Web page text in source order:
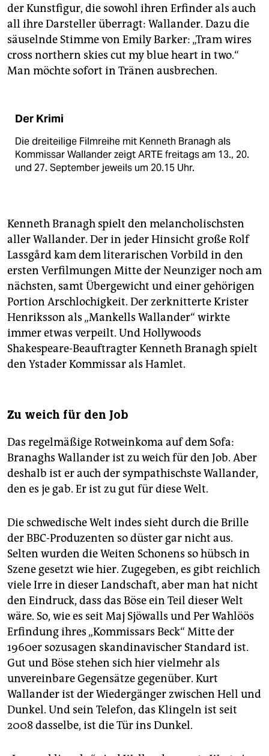
der Kunstfigur, die sowohl ihren Erfinder als auch
all ihre Darsteller überragt: Wallander. Dazu die
säuselnde Stimme von Emily Barker: „Tram wires
cross northern skies cut my blue heart in two.“
Man möchte sofort in Tränen ausbrechen.
Der Krimi
Die dreiteilige Filmreihe mit Kenneth Branagh als
Kommissar Wallander zeigt ARTE freitags am 13., 20.
und 27. September jeweils um 20.15 Uhr.
Kenneth Branagh spielt den melancholischsten
aller Wallander. Der in jeder Hinsicht große Rolf
Lassgård kam dem literarischen Vorbild in den
ersten Verfilmungen Mitte der Neunziger noch am
nächsten, samt Übergewicht und einer gehörigen
Portion Arschlochigkeit. Der zerknitterte Krister
Henriksson als „Mankells Wallander“ wirkte
immer etwas verpeilt. Und Hollywoods
Shakespeare-Beauftragter Kenneth Branagh spielt
den Ystader Kommissar als Hamlet.
Zu weich für den Job
Das regelmäßige Rotweinkoma auf dem Sofa:
Branaghs Wallander ist zu weich für den Job. Aber
deshalb ist er auch der sympathischste Wallander,
den es je gab. Er ist zu gut für diese Welt.
Die schwedische Welt indes sieht durch die Brille
der BBC-Produzenten so düster gar nicht aus.
Selten wurden die Weiten Schonens so hübsch in
Szene gesetzt wie hier. Zugegeben, es gibt reichlich
viele Irre in dieser Landschaft, aber man hat nicht
den Eindruck, dass das Böse ein Teil dieser Welt
wäre. So, wie es seit Maj Sjöwalls und Per Wahlöös
Erfindung ihres „Kommissars Beck“ Mitte der
1960er sozusagen skandinavischer Standard ist.
Gut und Böse stehen sich hier vielmehr als
unvereinbare Gegensätze gegenüber. Kurt
Wallander ist der Wiedergänger zwischen Hell und
Dunkel. Und sein Telefon, das Klingeln ist seit
2008 dasselbe, ist die Tür ins Dunkel.